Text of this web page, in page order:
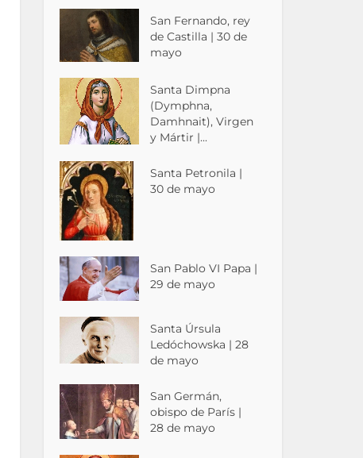
San Fernando, rey
de Castilla | 30 de
mayo
Santa Dimpna
(Dymphna,
Damhnait), Virgen
y Mártir |...
Santa Petronila |
30 de mayo
San Pablo VI Papa |
29 de mayo
Santa Úrsula
Ledóchowska | 28
de mayo
San Germán,
obispo de París |
28 de mayo